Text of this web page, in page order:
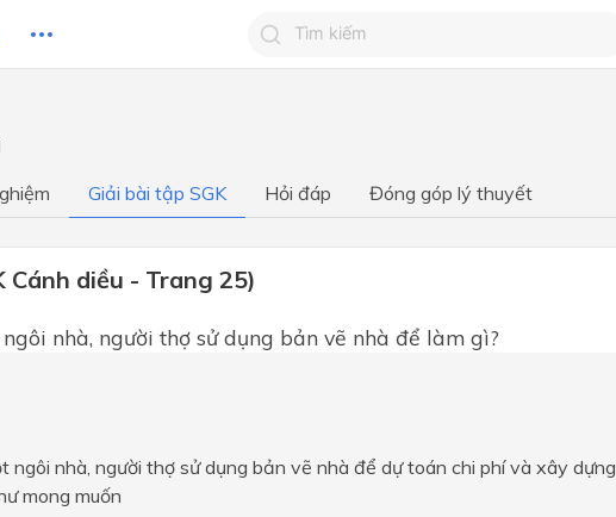
Giải bài tập SGK Hỏi đáp Đóng góp lý thuyết
Cánh diều - Trang 25)
nhà, người thợ sử dụng bản vẽ nhà để làm gì?
ngôi nhà, người thợ sử dụng bản vẽ nhà để dự toán chi phí và xây dựng
mong muốn